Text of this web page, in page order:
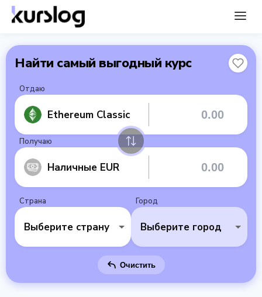
Найти самый выгодный курс
Отдаю
Ethereum Classic
Получаю
Наличные EUR
Страна
Выберите страну
Город
Выберите город
Очистить